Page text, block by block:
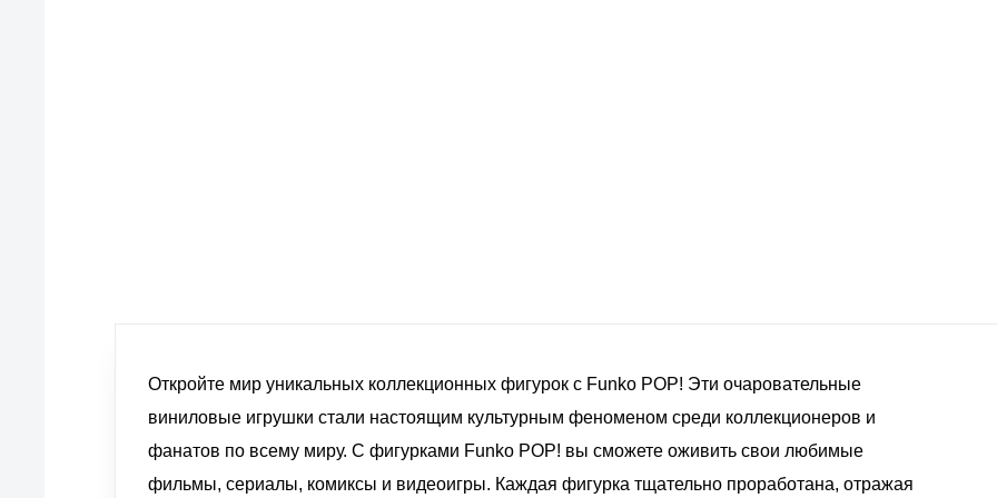
Откройте мир уникальных коллекционных фигурок с Funko POP! Эти очаровательные
виниловые игрушки стали настоящим культурным феноменом среди коллекционеров и
фанатов по всему миру. С фигурками Funko POP! вы сможете оживить свои любимые
фильмы, сериалы, комиксы и видеоигры. Каждая фигурка тщательно проработана, отражая